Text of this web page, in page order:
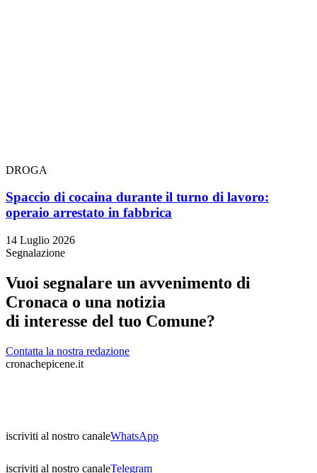
DROGA
Spaccio di cocaina durante il turno di lavoro:
operaio arrestato in fabbrica
14 Luglio 2026
Segnalazione
Vuoi segnalare un avvenimento di
Cronaca o una notizia
di interesse del tuo Comune?
Contatta la nostra redazione
cronachepicene.it
iscriviti al nostro canaleWhatsApp
iscriviti al nostro canaleTelegram